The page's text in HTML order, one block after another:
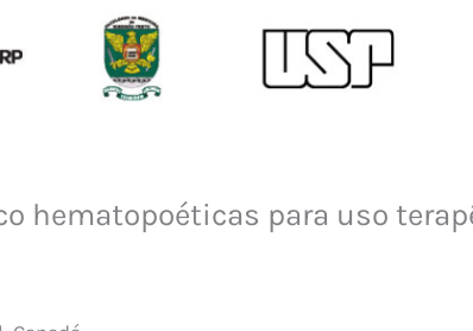
hematopoéticas para uso